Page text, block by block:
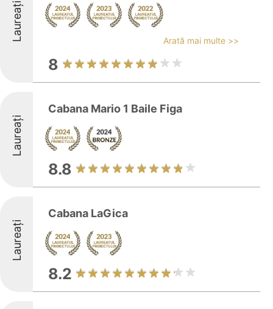
Laureați Arată mai multe >>
8
Laureați
Cabana Mario 1 Baile Figa
8.8
Laureați
Cabana LaGica
8.2